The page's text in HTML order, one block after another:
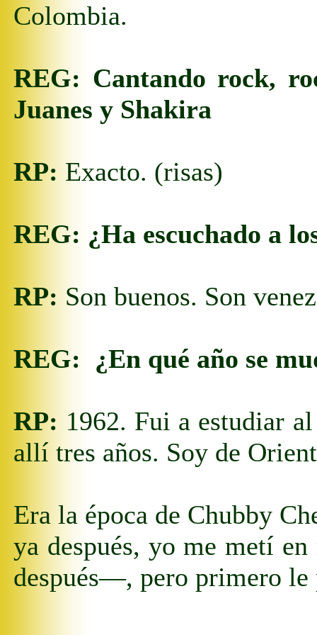
Colombia.
REG: Cantando rock,
Juanes y Shakira
RP: Exacto. (risas)
REG: ¿Ha escuchado a
RP: Son buenos. Son
REG: ¿En qué año se
RP: 1962. Fui a estudiar
allí tres años. Soy de
Era la época de Chubby
ya después, yo me metí
después—, pero primero le